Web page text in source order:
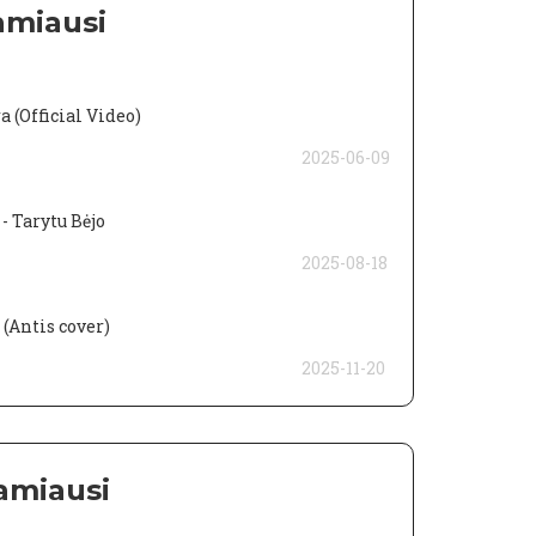
(Official Video)
2025-06-09
Tarytu Bėjo
2025-08-18
cover)
2025-11-20